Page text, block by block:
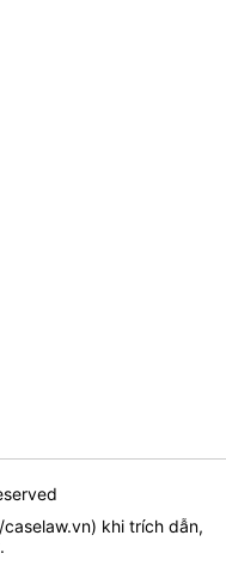
) khi trích dẫn,